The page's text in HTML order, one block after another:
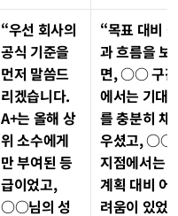
“우선 회사의
공식 기준을
먼저 말씀드
리겠습니다.
A+는 올해 상
위 소수에게
만 부여된 등
급이었고,
○○님의 성
“목표 대비
과 흐름을 보
면, ○○ 구간
에서는 기대
를 충분히 채
우셨고, ○○
지점에서는
계획 대비 어
려움이 있었